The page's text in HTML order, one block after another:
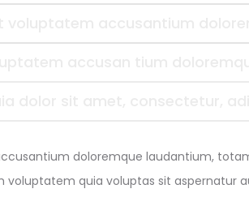
doloremque laudantium,
quia voluptas sit aspernatur